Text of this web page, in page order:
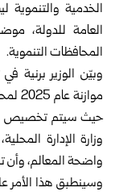
الخدمية
العامة للدولة،
المحافظات التنموية.
وبيّن الوزير
حيث سيتم تخصيص
وزارة الإدارة
واضحة المعالم، وأن
وسينطبق هذا الأمر